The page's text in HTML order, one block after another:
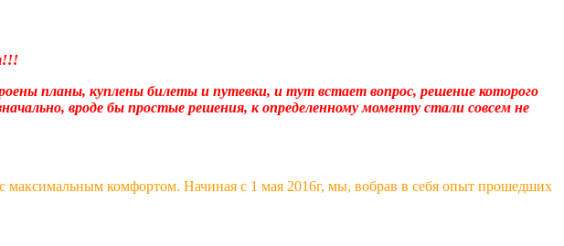
планы, куплены билеты и путевки, и тут встает вопрос, решение которого
вроде бы простые решения, к определенному моменту стали совсем не
комфортом. Начиная с 1 мая 2016г, мы, вобрав в себя опыт прошедших